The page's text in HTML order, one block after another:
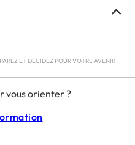
vous orienter ?
ET DÉCIDEZ POUR VOTRE AVENIR